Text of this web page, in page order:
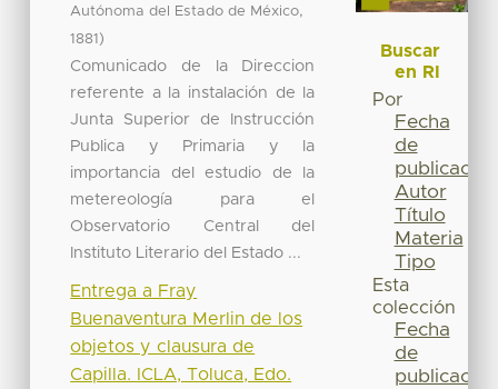
Autónoma del Estado de México,
1881 )
Comunicado de la Direccion
referente a la instalación de la
Junta Superior de Instrucción
Publica y Primaria y la
importancia del estudio de la
metereología para el
Observatorio Central del
Instituto Literario del Estado ...
Entrega a Fray
Buenaventura Merlin de los
objetos y clausura de
Capilla. ICLA, Toluca, Edo.
Buscar
en RI
Por
Fecha
de
publicación
Autor
Título
Materia
Tipo
Esta
colección
Fecha
de
publicación